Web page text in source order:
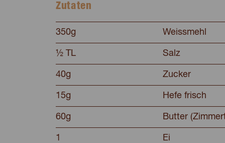
Zutaten
350g Weissmehl
½ TL Salz
40g Zucker
15g Hefe frisch
60g Butter
1 Ei